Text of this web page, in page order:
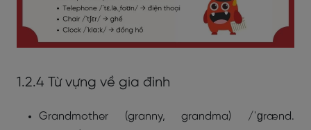
1.2.4 Từ vựng về gia đình
Grandmother (granny, grandma) /ˈɡrænd.